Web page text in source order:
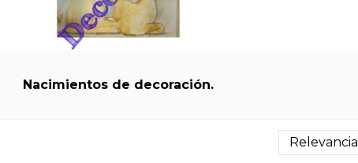
Nacimientos de decoración.
Relevancia